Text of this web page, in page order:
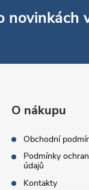
novinkách
O nákupu
Obchodní
Podmínky
údajů
Kontakty